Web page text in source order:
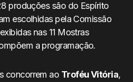
produções são do Espírito
escolhidas pela Comissão
nas 11 Mostras
a programação.
concorrem ao Troféu Vitória,